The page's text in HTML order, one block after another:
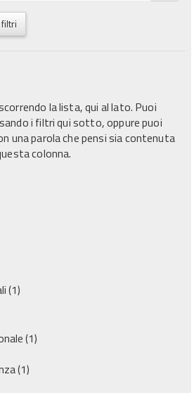
la lista, qui al lato. Puoi
i filtri qui sotto, oppure puoi
una parola che pensi sia contenuta
colonna.
(1)
(1)
(1)